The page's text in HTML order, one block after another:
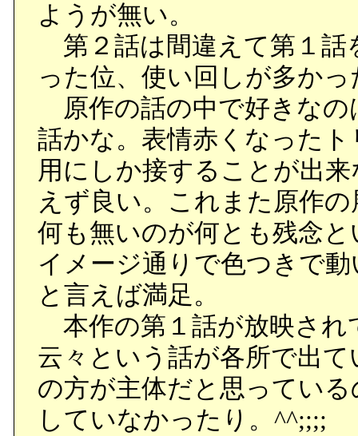
■再び、ISPV-7に戻るこ
故郷となっているノノの
絶しているのではと思っ
ていたのだった。
○前回とうって変わって
ノノたんが出て来たのは
ぎさとみさんでした。
ようが無い。
第２話は間違えて第１話
った位、使い回しが多か
原作の話の中で好きなの
話かな。表情赤くなった
用にしか接することが出
えず良い。これまた原作
何も無いのが何とも残念
イメージ通りで色つきで
と言えば満足。
本作の第１話が放映され
云々という話が各所で出
の方が主体だと思ってい
していなかったり。^^;;;;